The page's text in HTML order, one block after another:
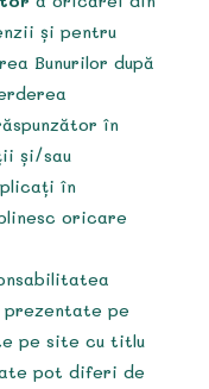
și pentru
Bunurilor după
în
și/sau
în
oricare
pe
pe site cu titlu
pot diferi de